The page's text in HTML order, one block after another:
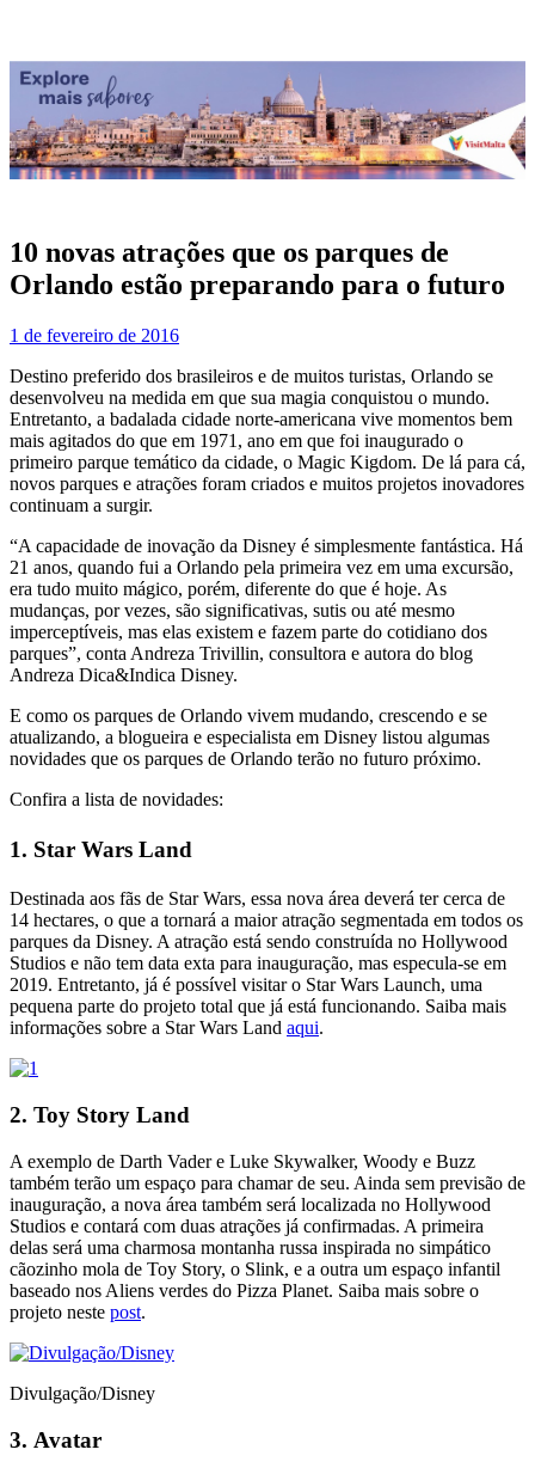
10 novas atrações que os parques de
Orlando estão preparando para o futuro
1 de fevereiro de 2016
Destino preferido dos brasileiros e de muitos turistas, Orlando se
desenvolveu na medida em que sua magia conquistou o mundo.
Entretanto, a badalada cidade norte-americana vive momentos bem
mais agitados do que em 1971, ano em que foi inaugurado o
primeiro parque temático da cidade, o Magic Kigdom. De lá para cá,
novos parques e atrações foram criados e muitos projetos inovadores
continuam a surgir.
“A capacidade de inovação da Disney é simplesmente fantástica. Há
21 anos, quando fui a Orlando pela primeira vez em uma excursão,
era tudo muito mágico, porém, diferente do que é hoje. As
mudanças, por vezes, são significativas, sutis ou até mesmo
imperceptíveis, mas elas existem e fazem parte do cotidiano dos
parques”, conta Andreza Trivillin, consultora e autora do blog
Andreza Dica&Indica Disney.
E como os parques de Orlando vivem mudando, crescendo e se
atualizando, a blogueira e especialista em Disney listou algumas
novidades que os parques de Orlando terão no futuro próximo.
Confira a lista de novidades:
1. Star Wars Land
Destinada aos fãs de Star Wars, essa nova área deverá ter cerca de
14 hectares, o que a tornará a maior atração segmentada em todos os
parques da Disney. A atração está sendo construída no Hollywood
Studios e não tem data exta para inauguração, mas especula-se em
2019. Entretanto, já é possível visitar o Star Wars Launch, uma
pequena parte do projeto total que já está funcionando. Saiba mais
informações sobre a Star Wars Land aqui.
2. Toy Story Land
A exemplo de Darth Vader e Luke Skywalker, Woody e Buzz
também terão um espaço para chamar de seu. Ainda sem previsão de
inauguração, a nova área também será localizada no Hollywood
Studios e contará com duas atrações já confirmadas. A primeira
delas será uma charmosa montanha russa inspirada no simpático
cãozinho mola de Toy Story, o Slink, e a outra um espaço infantil
baseado nos Aliens verdes do Pizza Planet. Saiba mais sobre o
projeto neste post.
Divulgação/Disney
3. Avatar